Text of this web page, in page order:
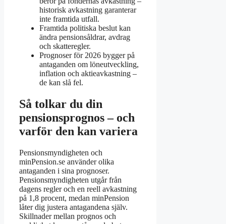
historisk avkastning garanterar
inte framtida utfall.
Framtida politiska beslut kan
ändra pensionsåldrar, avdrag
och skatteregler.
Prognoser för 2026 bygger på
antaganden om löneutveckling,
inflation och aktieavkastning –
de kan slå fel.
Så tolkar du din
pensionsprognos – och
varför den kan variera
Pensionsmyndigheten och
minPension.se använder olika
antaganden i sina prognoser.
Pensionsmyndigheten utgår från
dagens regler och en reell avkastning
på 1,8 procent, medan minPension
låter dig justera antagandena själv.
Skillnader mellan prognos och